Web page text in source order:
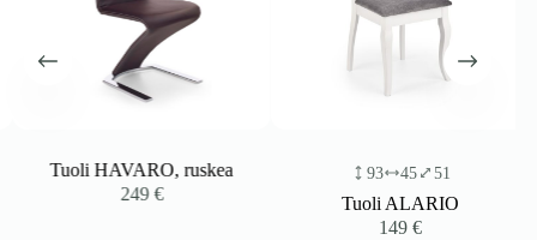
Tuoli HAVARO, ruskea
249€
93 45 51
Tuoli ALARIO
149€